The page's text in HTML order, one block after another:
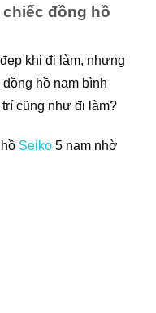
đồng hồ
khi đi làm, nhưng
hồ nam bình
cũng như đi làm?
Seiko 5 nam nhờ